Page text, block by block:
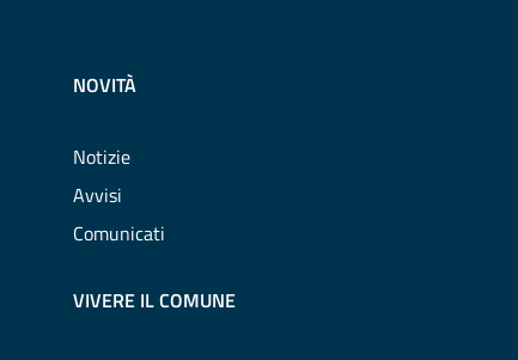
NOVITÀ
Notizie
Avvisi
Comunicati
VIVERE IL COMUNE